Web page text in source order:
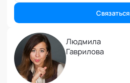
Связаться
Людмила
Гаврилова